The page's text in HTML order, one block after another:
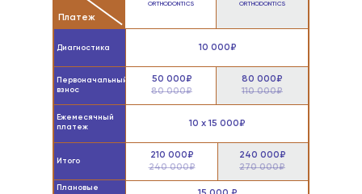
Платеж
Первоначальный
взнос
Ежемесячный
платеж
Итого
Плановые
ORTHODONTICS
ORTHODONTICS
50 000₽
80 000₽
80 000₽
110 000₽
10 х 15 000₽
240 000₽
270 000₽
210 000₽
240 000₽
Диагностика 10 000₽